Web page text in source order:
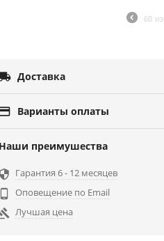
60 из
Доставка
Варианты оплаты
Наши преимушества
 Гарантия 6 - 12 месяцев

Оповещение по Email
Лучшая цена